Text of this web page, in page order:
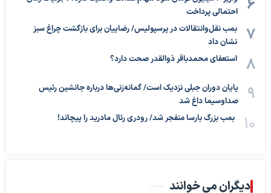
احتمالی پرداخت
بمب نقل‌وانتقالات در پرسپولیس/ رضاییان برای بازگشت چراغ سبز
نشان داد
استعفای محمدباقر ذوالقدر صحت دارد؟
پایان دوران جبلی نزدیک است/ گمانه‌زنی‌ها درباره جانشین رئیس
صداوسیما داغ شد
بمب بزرگ بارسا منفجر شد/ رودری رئال مادرید را پیچاند!
دیگران می خوانند